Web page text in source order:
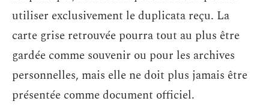
utiliser exclusivement le duplicata reçu. La
carte grise retrouvée pourra tout au plus être
gardée comme souvenir ou pour les archives
personnelles, mais elle ne doit plus jamais être
présentée comme document officiel.